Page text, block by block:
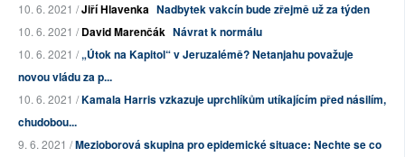
10. 6. 2021 /Jiří Hlavenka Nadbytek vakcín bude zřejmě už za týden
10. 6. 2021 /David Marenčák Návrat k normálu
10. 6. 2021 /„Útok na Kapitol“ v Jeruzalémě? Netanjahu považuje
novou vládu za p...
10. 6. 2021 /Kamala Harris vzkazuje uprchlíkům utíkajícím před násilím,
chudobou...
9. 6. 2021 /Mezioborová skupina pro epidemické situace: Nechte se co